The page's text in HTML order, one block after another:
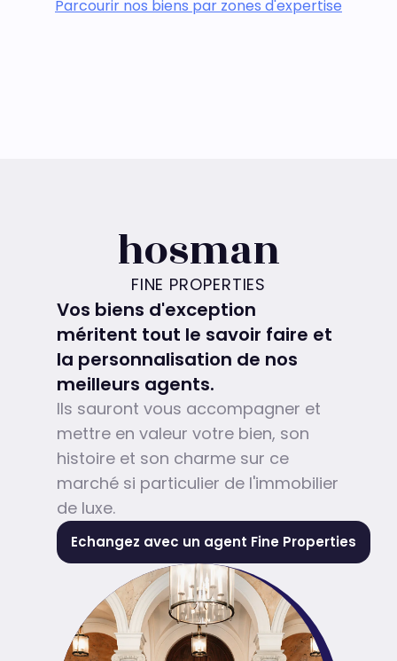
Parcourir nos biens par zones d'expertise
hosman
FINE PROPERTIES
Vos biens d'exception
méritent tout le savoir faire et
la personnalisation de nos
meilleurs agents.
Ils sauront vous accompagner et
mettre en valeur votre bien, son
histoire et son charme sur ce
marché si particulier de l'immobilier
de luxe.
Echangez avec un agent Fine Properties